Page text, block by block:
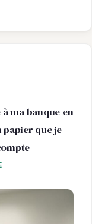
ma banque en
papier que je